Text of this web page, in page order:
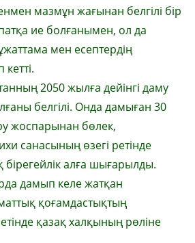
мазмұн жағынан белгілі бір
ие бол­ғанымен, ол да
мен есептердің
2050 жылға дейін­гі даму
белгілі. Онда дамыған 30
жос­парынан бөлек,
са­насының өзегі ретінде
бірегейлік алға шығарылды.
дамып келе жатқан
қоғамдастықтың
ретінде қазақ халқының рөліне